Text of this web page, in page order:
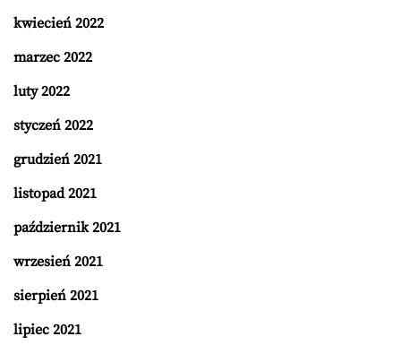
kwiecień 2022
marzec 2022
luty 2022
styczeń 2022
grudzień 2021
listopad 2021
październik 2021
wrzesień 2021
sierpień 2021
lipiec 2021